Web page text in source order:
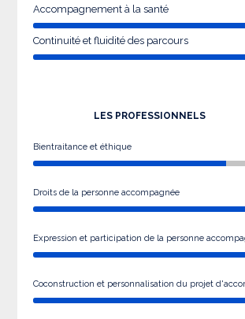
Accompagnement à la santé
Continuité et fluidité des parcours
LES PROFESSIONNELS
Bientraitance et éthique
Droits de la personne accompagnée
Expression et participation de la personne
Coconstruction et personnalisation du projet